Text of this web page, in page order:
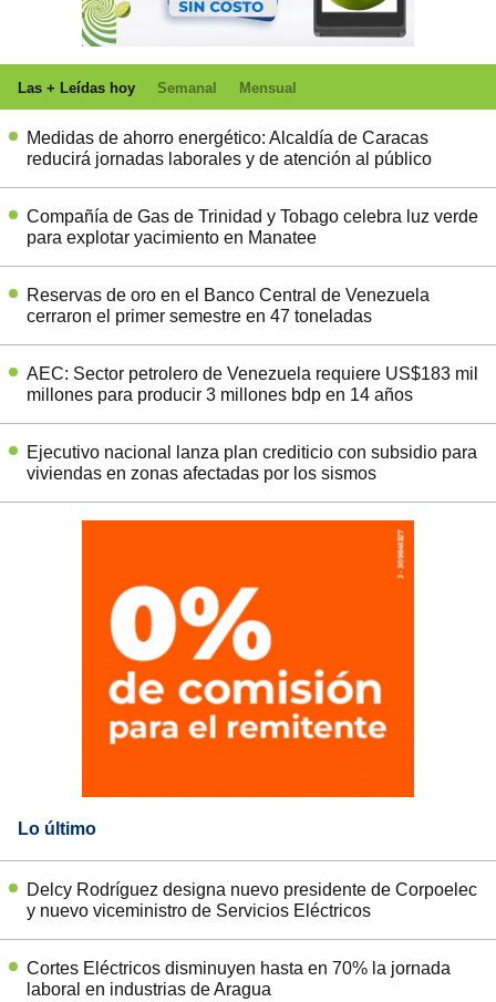
Las + Leídas hoy Semanal Mensual
Medidas de ahorro energético: Alcaldía de Caracas
reducirá jornadas laborales y de atención al público
Compañía de Gas de Trinidad y Tobago celebra luz verde
para explotar yacimiento en Manatee
Reservas de oro en el Banco Central de Venezuela
cerraron el primer semestre en 47 toneladas
AEC: Sector petrolero de Venezuela requiere US$183 mil
millones para producir 3 millones bdp en 14 años
Ejecutivo nacional lanza plan crediticio con subsidio para
viviendas en zonas afectadas por los sismos
Lo último
Delcy Rodríguez designa nuevo presidente de Corpoelec
y nuevo viceministro de Servicios Eléctricos
Cortes Eléctricos disminuyen hasta en 70% la jornada
laboral en industrias de Aragua